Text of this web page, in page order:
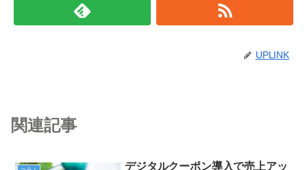
UPLINK
関連記事
デジタルクーポン導入で売上アッ